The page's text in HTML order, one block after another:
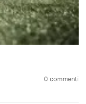
0 commenti